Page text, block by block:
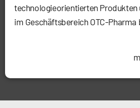
technologieorientierten Produkten
im Geschäftsbereich OTC-